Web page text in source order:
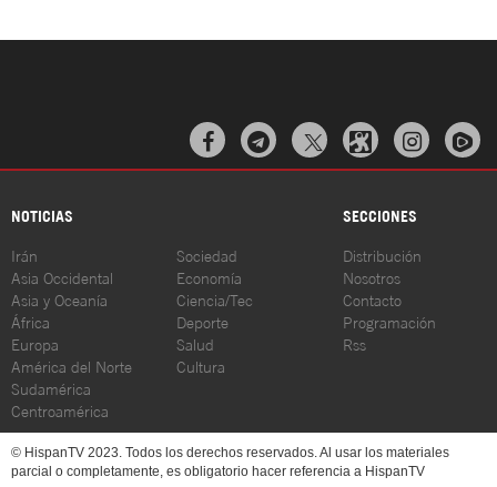
  
NOTICIAS SECCIONES
Irán
Asia Occidental
Asia y Oceanía
África
Europa
América del Norte
Sudamérica
Centroamérica
Sociedad
Economía
Ciencia/Tec
Deporte
Salud
Cultura
Distribución
Nosotros
Contacto
Programación
Rss
© HispanTV 2023. Todos los derechos reservados. Al usar los materiales
parcial o completamente, es obligatorio hacer referencia a HispanTV